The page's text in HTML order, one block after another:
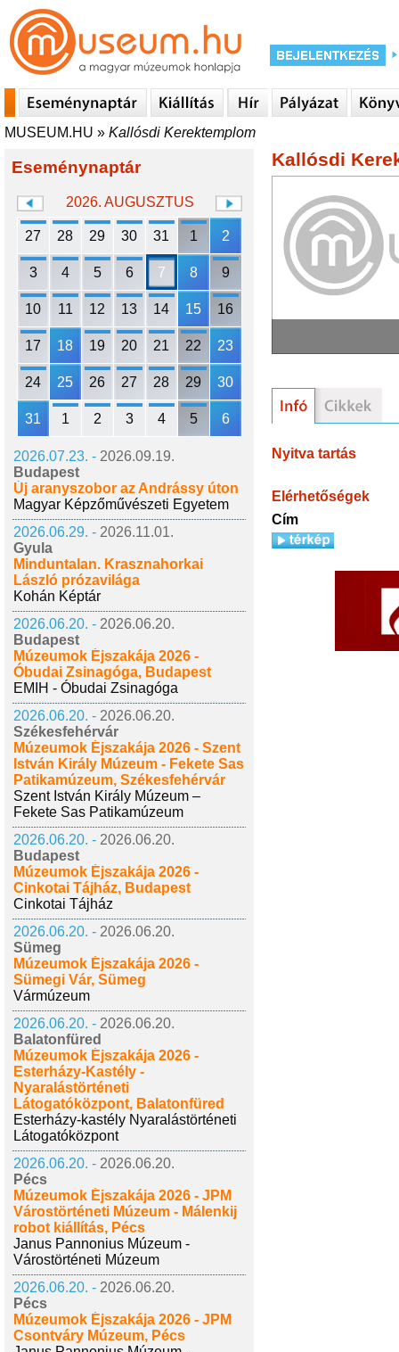
MUSEUM.HU » Kallósdi Kerektemplom
Eseménynaptár
2026. AUGUSZTUS
27 28 29 30 31 1 2
3 4 5 6 7 8 9
10 11 12 13 14 15 16
17 18 19 20 21 22 23
24 25 26 27 28 29 30
31 1 2 3 4 5 6
2026.07.23. - 2026.09.19.
Budapest
Új aranyszobor az Andrássy úton
Magyar Képzőművészeti Egyetem
2026.06.29. - 2026.11.01.
Gyula
Minduntalan. Krasznahorkai
László prózavilága
Kohán Képtár
2026.06.20. - 2026.06.20.
Budapest
Múzeumok Éjszakája 2026 -
Óbudai Zsinagóga, Budapest
EMIH - Óbudai Zsinagóga
2026.06.20. - 2026.06.20.
Székesfehérvár
Múzeumok Éjszakája 2026 - Szent
István Király Múzeum - Fekete Sas
Patikamúzeum, Székesfehérvár
Szent István Király Múzeum –
Fekete Sas Patikamúzeum
2026.06.20. - 2026.06.20.
Budapest
Múzeumok Éjszakája 2026 -
Cinkotai Tájház, Budapest
Cinkotai Tájház
2026.06.20. - 2026.06.20.
Sümeg
Múzeumok Éjszakája 2026 -
Sümegi Vár, Sümeg
Vármúzeum
2026.06.20. - 2026.06.20.
Balatonfüred
Múzeumok Éjszakája 2026 -
Esterházy-Kastély -
Nyaralástörténeti
Látogatóközpont, Balatonfüred
Esterházy-kastély Nyaralástörténeti
Látogatóközpont
2026.06.20. - 2026.06.20.
Pécs
Múzeumok Éjszakája 2026 - JPM
Várostörténeti Múzeum - Málenkij
robot kiállítás, Pécs
Janus Pannonius Múzeum -
Várostörténeti Múzeum
2026.06.20. - 2026.06.20.
Pécs
Múzeumok Éjszakája 2026 - JPM
Csontváry Múzeum, Pécs
Kallósdi
Nyitva tartás
Elérhetőségek
Cím